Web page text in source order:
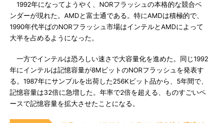
1992年になってようやく、NORフラッシュの本格的な競合ベ
ンダーが現れた。AMDと富士通である。特にAMDは積極的で、
1990年代半ばのNORフラッシュ市場はインテルとAMDによって
大半を占めるようになった。
一方でインテルは恐ろしい速さで大容量化を進めた。同じ1992
年にインテルは記憶容量が8MビットのNORフラッシュを発表す
る。1987年にサンプルを出荷した256Kビット品から、5年間で、
記憶容量は32倍に急増した。年率で2倍を超える、ものすごいペ
ースで記憶容量を拡大させたことになる。